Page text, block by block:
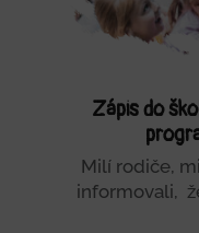
Zápis do
Milí rodiče,
informovali,